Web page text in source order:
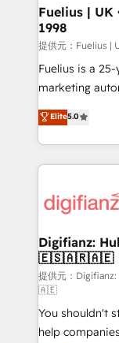
professionals.
for Sales Hub,
Hub and
9001:2015 and
Exclusive AI
based on ISO
👈 '𝗖𝗼𝗻𝘁𝗮𝗰𝘁 𝗯𝘂𝘀𝗶𝗻𝗲𝘀𝘀' button to get in touch
(𝘸𝘦'𝘳𝘦 𝘴𝘶𝘱𝘦𝘳
Fuelius | UK
1998
提供元：Fuelius |
Fuelius is a
marketing
enable mid-
maximise their
growth. We modernise platforms, streamline
operations
supercharge revenue
Sales Consulting
makes us different? 🚀 Top 0.5% of
agencies ⚙️ The strongest technical ability and
integration capabilities 💼
partners who
Elite5.0
Digifianz:
🇪🇸🇦🇷🇦🇪
提供元：
🇦🇪
You shouldn't
help